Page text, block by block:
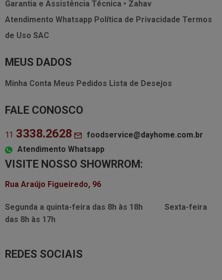
Garantia e Assistência Técnica • Zahav
Atendimento Whatsapp Política de Privacidade Termos
de Uso SAC
MEUS DADOS
Minha Conta Meus Pedidos Lista de Desejos
FALE CONOSCO
11 3338.2628
foodservice@dayhome.com.br
Atendimento Whatsapp
VISITE NOSSO SHOWRROM:
Rua Araújo Figueiredo, 96
Segunda a quinta-feira das 8h às 18h
Sexta-feira
das 8h às 17h
REDES SOCIAIS